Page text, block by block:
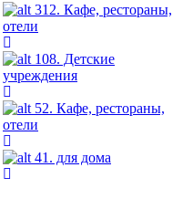
312. Кафе, рестораны,
отели
108. Детские
учреждения
52. Кафе, рестораны,
отели
41. для дома